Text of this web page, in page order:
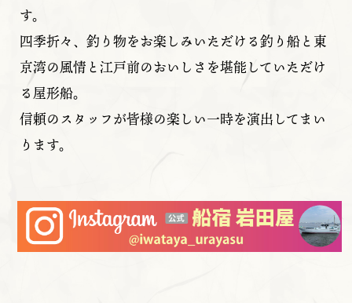
す。
四季折々、釣り物をお楽しみいただける釣り船と東
京湾の風情と江戸前のおいしさを堪能していただけ
る屋形船。
信頼のスタッフが皆様の楽しい一時を演出してまい
ります。